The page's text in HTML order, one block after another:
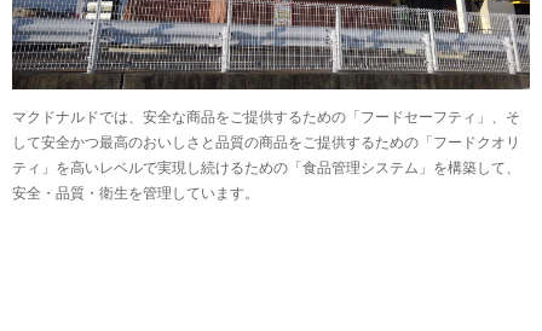
マクドナルドでは、安全な商品をご提供するための「フードセーフティ」、そ
して安全かつ最高のおいしさと品質の商品をご提供するための「フードクオリ
ティ」を高いレベルで実現し続けるための「食品管理システム」を構築して、
安全・品質・衛生を管理しています。